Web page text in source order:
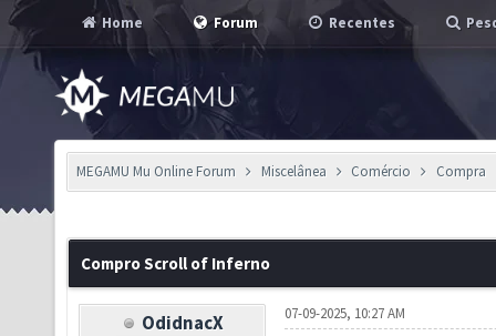
Home Forum Recentes
MEGAMU Mu Online Forum Miscelânea Comércio Compra
Compro Scroll of Inferno
OdidnacX 07-09-2025, 10:27 AM